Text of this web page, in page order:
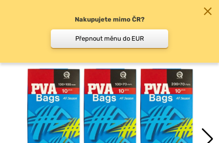
PVA sáčky
Nakupujete mimo ČR?
Přepnout měnu do EUR